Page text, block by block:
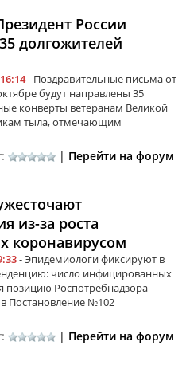
России
долгожителей
- Поздравительные письма от
будут направлены 35
конверты ветеранам Великой
тыла, отмечающим
| Перейти на форум
из-за роста
коронавирусом
- Эпидемиологи фиксируют в
число инфицированных
позицию Роспотребнадзора
Постановление №102
| Перейти на форум